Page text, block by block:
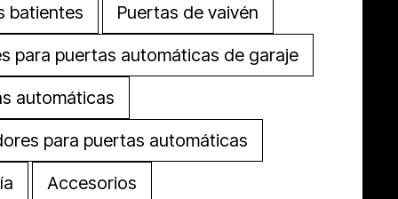
batientes
Puertas de vaivén
para puertas automáticas de garaje
automáticas
para puertas automáticas
Accesorios